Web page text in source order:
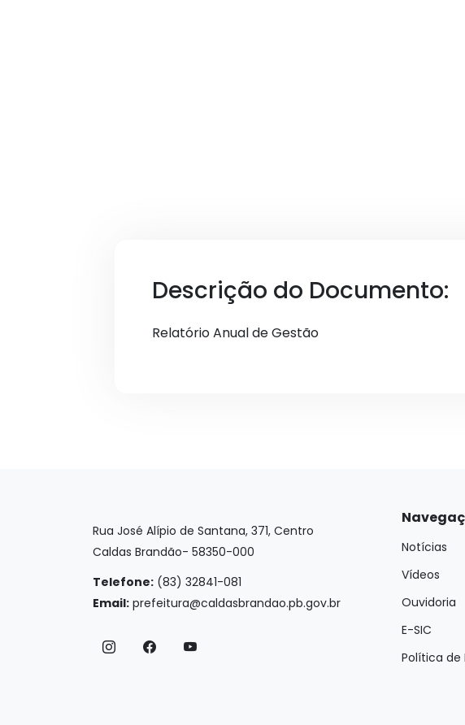
Descrição do Documento:
Relatório Anual de Gestão
Rua José Alípio de Santana, 371, Centro
Caldas Brandão- 58350-000
Telefone: (83) 32841-081
Email: prefeitura@caldasbrandao.pb.gov.br
Notícias
Vídeos
Ouvidoria
E-SIC
Política de